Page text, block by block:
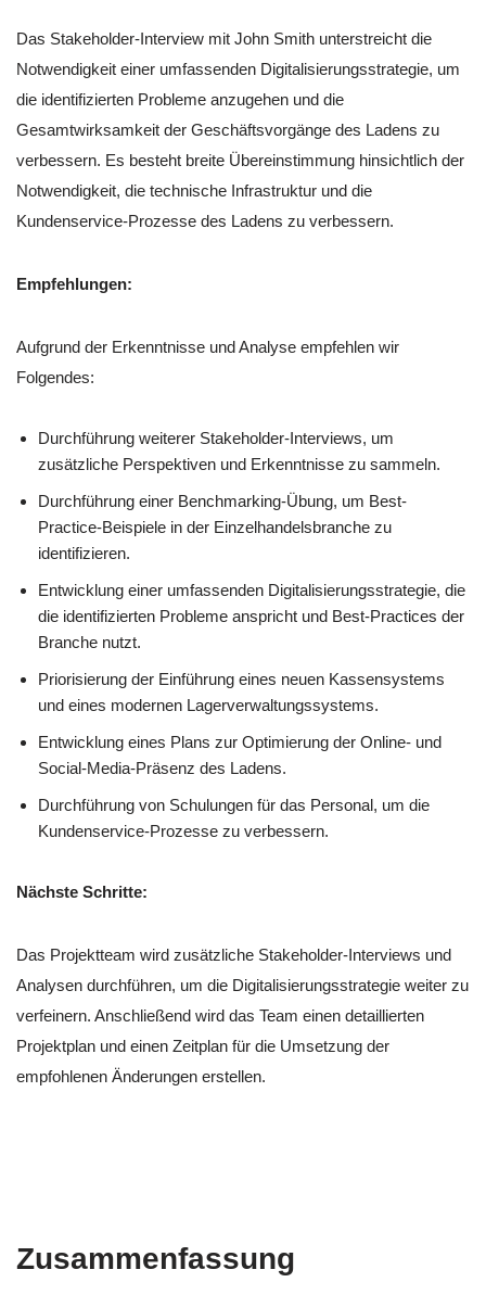
Das Stakeholder-Interview mit John Smith unterstreicht die
Notwendigkeit einer umfassenden Digitalisierungsstrategie, um
die identifizierten Probleme anzugehen und die
Gesamtwirksamkeit der Geschäftsvorgänge des Ladens zu
verbessern. Es besteht breite Übereinstimmung hinsichtlich der
Notwendigkeit, die technische Infrastruktur und die
Kundenservice-Prozesse des Ladens zu verbessern.
Empfehlungen:
Aufgrund der Erkenntnisse und Analyse empfehlen wir
Folgendes:
Durchführung weiterer Stakeholder-Interviews, um
zusätzliche Perspektiven und Erkenntnisse zu sammeln.
Durchführung einer Benchmarking-Übung, um Best-
Practice-Beispiele in der Einzelhandelsbranche zu
identifizieren.
Entwicklung einer umfassenden Digitalisierungsstrategie, die
die identifizierten Probleme anspricht und Best-Practices der
Branche nutzt.
Priorisierung der Einführung eines neuen Kassensystems
und eines modernen Lagerverwaltungssystems.
Entwicklung eines Plans zur Optimierung der Online- und
Social-Media-Präsenz des Ladens.
Durchführung von Schulungen für das Personal, um die
Kundenservice-Prozesse zu verbessern.
Nächste Schritte:
Das Projektteam wird zusätzliche Stakeholder-Interviews und
Analysen durchführen, um die Digitalisierungsstrategie weiter zu
verfeinern. Anschließend wird das Team einen detaillierten
Projektplan und einen Zeitplan für die Umsetzung der
empfohlenen Änderungen erstellen.
Zusammenfassung